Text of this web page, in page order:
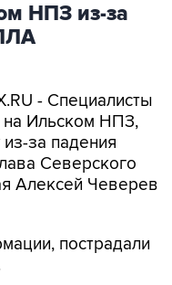
НПЗ из-за
- Специалисты
на Ильском НПЗ,
за падения
Северского
Алексей Чеверев
пострадали